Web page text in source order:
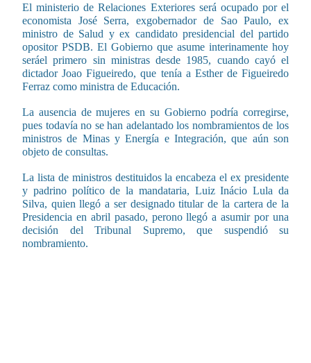
El ministerio de Relaciones Exteriores será ocupado por el
economista José Serra, exgobernador de Sao Paulo, ex
ministro de Salud y ex candidato presidencial del partido
opositor PSDB. El Gobierno que asume interinamente hoy
seráel primero sin ministras desde 1985, cuando cayó el
dictador Joao Figueiredo, que tenía a Esther de Figueiredo
Ferraz como ministra de Educación.
La ausencia de mujeres en su Gobierno podría corregirse,
pues todavía no se han adelantado los nombramientos de los
ministros de Minas y Energía e Integración, que aún son
objeto de consultas.
La lista de ministros destituidos la encabeza el ex presidente
y padrino político de la mandataria, Luiz Inácio Lula da
Silva, quien llegó a ser designado titular de la cartera de la
Presidencia en abril pasado, perono llegó a asumir por una
decisión del Tribunal Supremo, que suspendió su
nombramiento.